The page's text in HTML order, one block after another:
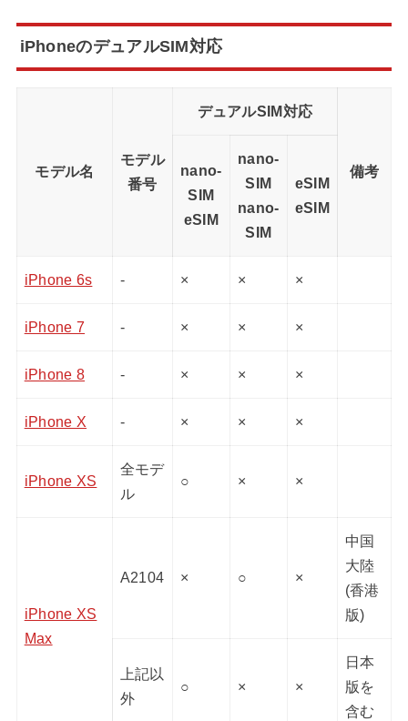
iPhoneのデュアルSIM対応
モデル名
モデル
番号
デュアルSIM対応
備考
nano-
SIM
eSIM
nano-
SIM
nano-
SIM
eSIM
eSIM
iPhone 6s - × × ×
iPhone 7 - × × ×
iPhone 8 - × × ×
iPhone X - × × ×
iPhone XS
全モデ
ル
○ × ×
iPhone XS
Max
A2104 × ○ ×
中国
大陸
(香港
版)
上記以
外
○ × ×
日本
版を
含む